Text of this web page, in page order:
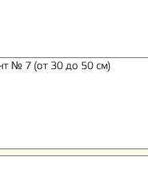
№ 7 (от 30 до 50 см)